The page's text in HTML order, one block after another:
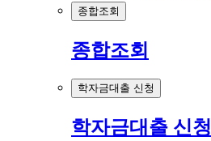
종합조회
종합조회
학자금대출 신청
학자금대출 신청